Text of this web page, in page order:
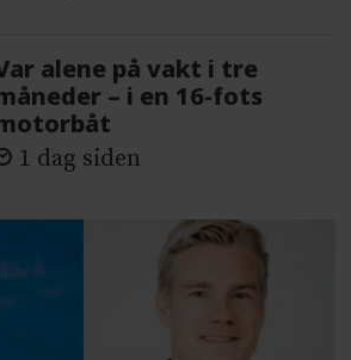
alene på vakt i tre
– i en 16-fots
1 dag siden